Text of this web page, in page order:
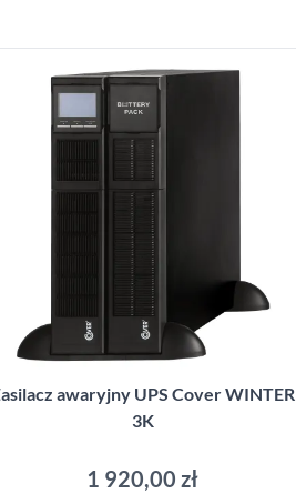
awaryjny UPS Cover WINTER
3K
1 920,00 zł